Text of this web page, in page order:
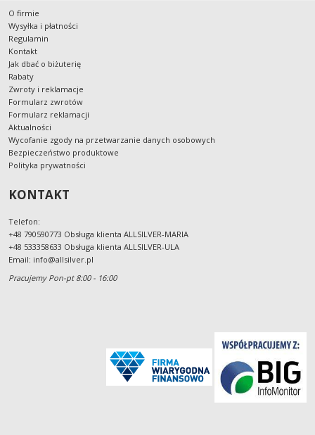
O firmie
Wysyłka i płatności
Regulamin
Kontakt
Jak dbać o biżuterię
Rabaty
Zwroty i reklamacje
Formularz zwrotów
Formularz reklamacji
Aktualności
Wycofanie zgody na przetwarzanie danych osobowych
Bezpieczeństwo produktowe
Polityka prywatności
KONTAKT
Telefon:
+48 790590773 Obsługa klienta ALLSILVER-MARIA
+48 533358633 Obsługa klienta ALLSILVER-ULA
Email: info@allsilver.pl
Pracujemy Pon-pt 8:00 - 16:00